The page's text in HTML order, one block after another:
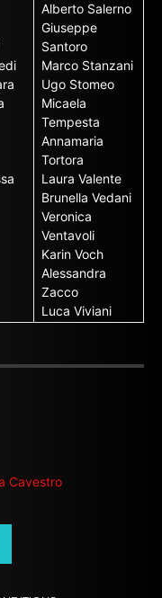
Alberto Salerno
Giuseppe
Santoro
Marco Stanzani
Ugo Stomeo
Micaela
Tempesta
Annamaria
Tortora
Laura Valente
Brunella Vedani
Veronica
Ventavoli
Karin Voch
Alessandra
Zacco
Luca Viviani
Cavestro